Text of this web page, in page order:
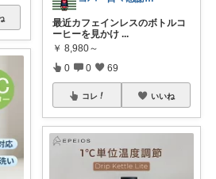
最近カフェインレスのボトルコ
ーヒーを見かけ ...
￥ 8,980～
0 0 69
コレ いいね